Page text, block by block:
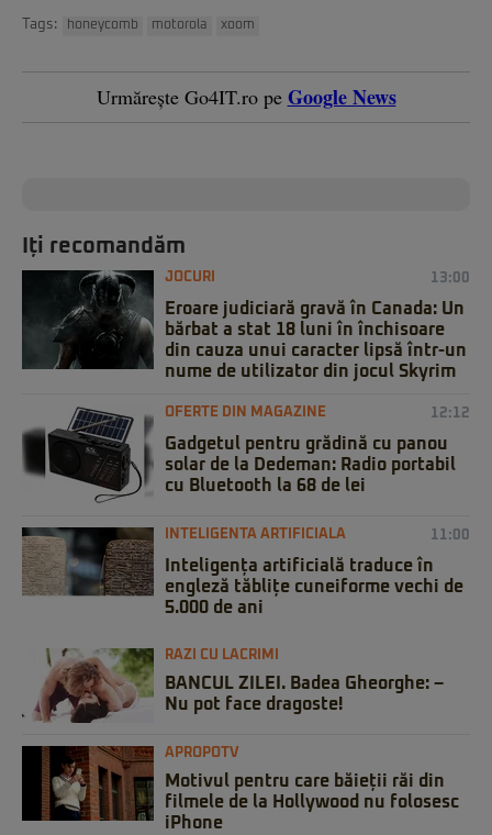
Tags: honeycomb motorola xoom
Urmărește Go4IT.ro pe Google News
Iți recomandăm
JOCURI 13:00
Eroare judiciară gravă în Canada: Un
bărbat a stat 18 luni în închisoare
din cauza unui caracter lipsă într-un
nume de utilizator din jocul Skyrim
OFERTE DIN MAGAZINE 12:12
Gadgetul pentru grădină cu panou
solar de la Dedeman: Radio portabil
cu Bluetooth la 68 de lei
INTELIGENTA ARTIFICIALA 11:00
Inteligența artificială traduce în
engleză tăblițe cuneiforme vechi de
5.000 de ani
RAZI CU LACRIMI
BANCUL ZILEI. Badea Gheorghe: –
Nu pot face dragoste!
APROPOTV
Motivul pentru care băieții răi din
filmele de la Hollywood nu folosesc
iPhone